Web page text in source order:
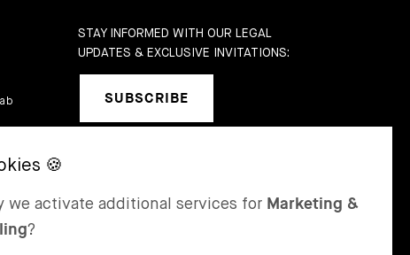
STAY INFORMED WITH OUR LEGAL
UPDATES & EXCLUSIVE INVITATIONS:
SUBSCRIBE
& Karrer AG
Gasse 47
ST MORITZ
we activate additional services for Marketing &
?